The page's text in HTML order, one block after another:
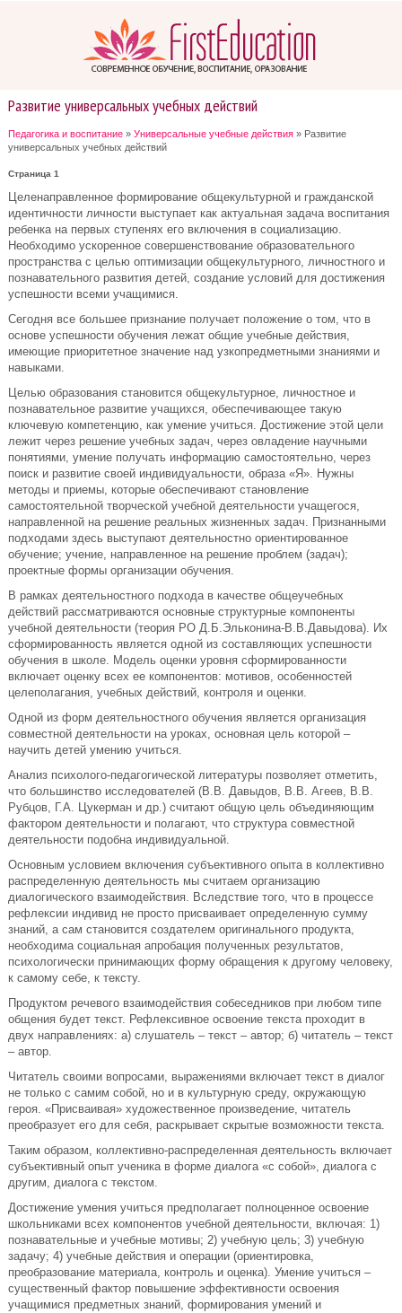
Развитие универсальных учебных действий
Педагогика и воспитание » Универсальные учебные действия » Развитие
универсальных учебных действий
Страница 1
Целенаправленное формирование общекультурной и гражданской
идентичности личности выступает как актуальная задача воспитания
ребенка на первых ступенях его включения в социализацию.
Необходимо ускоренное совершенствование образовательного
пространства с целью оптимизации общекультурного, личностного и
познавательного развития детей, создание условий для достижения
успешности всеми учащимися.
Сегодня все большее признание получает положение о том, что в
основе успешности обучения лежат общие учебные действия,
имеющие приоритетное значение над узкопредметными знаниями и
навыками.
Целью образования становится общекультурное, личностное и
познавательное развитие учащихся, обеспечивающее такую
ключевую компетенцию, как умение учиться. Достижение этой цели
лежит через решение учебных задач, через овладение научными
понятиями, умение получать информацию самостоятельно, через
поиск и развитие своей индивидуальности, образа «Я». Нужны
методы и приемы, которые обеспечивают становление
самостоятельной творческой учебной деятельности учащегося,
направленной на решение реальных жизненных задач. Признанными
подходами здесь выступают деятельностно ориентированное
обучение; учение, направленное на решение проблем (задач);
проектные формы организации обучения.
В рамках деятельностного подхода в качестве общеучебных
действий рассматриваются основные структурные компоненты
учебной деятельности (теория РО Д.Б.Эльконина-В.В.Давыдова). Их
сформированность является одной из составляющих успешности
обучения в школе. Модель оценки уровня сформированности
включает оценку всех ее компонентов: мотивов, особенностей
целеполагания, учебных действий, контроля и оценки.
Одной из форм деятельностного обучения является организация
совместной деятельности на уроках, основная цель которой –
научить детей умению учиться.
Анализ психолого-педагогической литературы позволяет отметить,
что большинство исследователей (В.В. Давыдов, В.В. Агеев, В.В.
Рубцов, Г.А. Цукерман и др.) считают общую цель объединяющим
фактором деятельности и полагают, что структура совместной
деятельности подобна индивидуальной.
Основным условием включения субъективного опыта в коллективно
распределенную деятельность мы считаем организацию
диалогического взаимодействия. Вследствие того, что в процессе
рефлексии индивид не просто присваивает определенную сумму
знаний, а сам становится создателем оригинального продукта,
необходима социальная апробация полученных результатов,
психологически принимающих форму обращения к другому человеку,
к самому себе, к тексту.
Продуктом речевого взаимодействия собеседников при любом типе
общения будет текст. Рефлексивное освоение текста проходит в
двух направлениях: а) слушатель – текст – автор; б) читатель – текст
– автор.
Читатель своими вопросами, выражениями включает текст в диалог
не только с самим собой, но и в культурную среду, окружающую
героя. «Присваивая» художественное произведение, читатель
преобразует его для себя, раскрывает скрытые возможности текста.
Таким образом, коллективно-распределенная деятельность включает
субъективный опыт ученика в форме диалога «с собой», диалога с
другим, диалога с текстом.
Достижение умения учиться предполагает полноценное освоение
школьниками всех компонентов учебной деятельности, включая: 1)
познавательные и учебные мотивы; 2) учебную цель; 3) учебную
задачу; 4) учебные действия и операции (ориентировка,
преобразование материала, контроль и оценка). Умение учиться –
существенный фактор повышение эффективности освоения
учащимися предметных знаний, формирования умений и